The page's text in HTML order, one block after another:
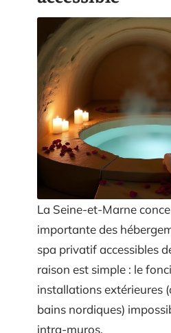
La Seine-et-Marne
importante des
spa privatif accessibles
raison est simple : le
installations extérieures
bains nordiques)
intra-muros.